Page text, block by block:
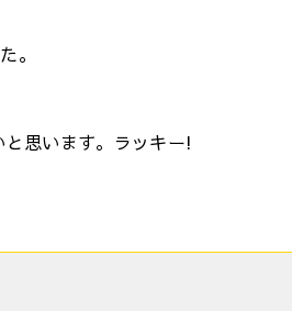
。
います。ラッキー!